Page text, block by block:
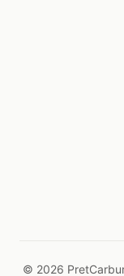
© 2026